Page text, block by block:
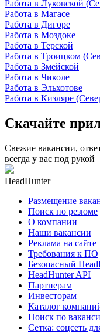
Работа в Луковской
Работа в Магасе
Работа в Дигоре
Работа в Моздоке
Работа в Терской
Работа в Троицком
Работа в Змейской
Работа в Чиколе
Работа в Эльхотове
Работа в Кизляре
Скачайте
Свежие вакансии,
всегда у вас под рукой
HeadHunter
Размещение
Поиск по резюме
О компании
Наши вакансии
Реклама на сайте
Требования к ПО
Безопасный
HeadHunter API
Партнерам
Инвесторам
Каталог
Поиск по
Сетка: соцсеть